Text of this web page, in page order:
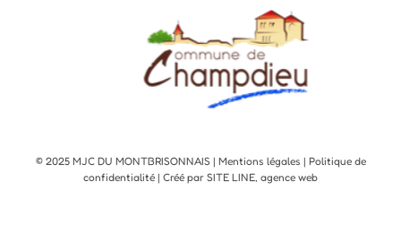
© 2025 MJC DU MONTBRISONNAIS | Mentions légales | Politique de
confidentialité | Créé par SITE LINE, agence web